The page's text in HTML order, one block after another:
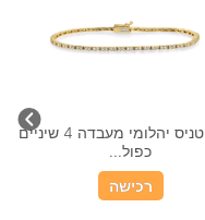
צמיד טניס יהלומי מעבדה 4 שיניים
כפול...
רכישה